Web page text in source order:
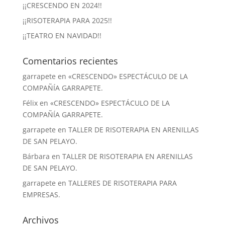
¡¡CRESCENDO EN 2024!!
¡¡RISOTERAPIA PARA 2025!!
¡¡TEATRO EN NAVIDAD!!
Comentarios recientes
garrapete en «CRESCENDO» ESPECTÁCULO DE LA
COMPAÑÍA GARRAPETE.
Félixen «CRESCENDO» ESPECTÁCULO DE LA
COMPAÑÍA GARRAPETE.
garrapete en TALLER DE RISOTERAPIA EN ARENILLAS
DE SAN PELAYO.
Bárbara en TALLER DE RISOTERAPIA EN ARENILLAS
DE SAN PELAYO.
garrapete en TALLERES DE RISOTERAPIA PARA
EMPRESAS.
Archivos